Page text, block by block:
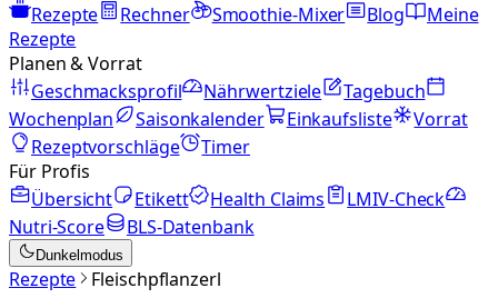
Rezepte
Rechner Smoothie-Mixer Blog
Meine
Rezepte
Planen & Vorrat
Geschmacksprofil
Nährwertziele
Tagebuch
Wochenplan
Saisonkalender Einkaufsliste
Vorrat
Rezeptvorschläge
Timer
Für Profis
Übersicht
Etikett Health Claims
LMIV-Check
Nutri-Score
BLS-Datenbank
Dunkelmodus
Rezepte Fleischpflanzerl